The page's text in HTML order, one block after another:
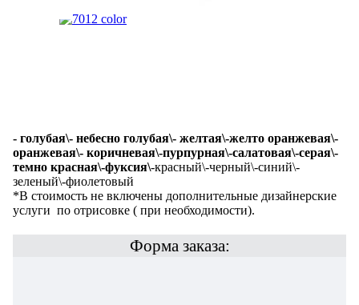
- голубая\- небесно голубая\- желтая\-желто оранжевая\-
оранжевая\- коричневая\-пурпурная\-салатовая\-серая\-
темно красная\-фуксия\-красный\-черный\-синий\-
зеленый\-фиолетовый
*В стоимость не включены дополнительные дизайнерские
услуги по отрисовке ( при необходимости).
Форма заказа: